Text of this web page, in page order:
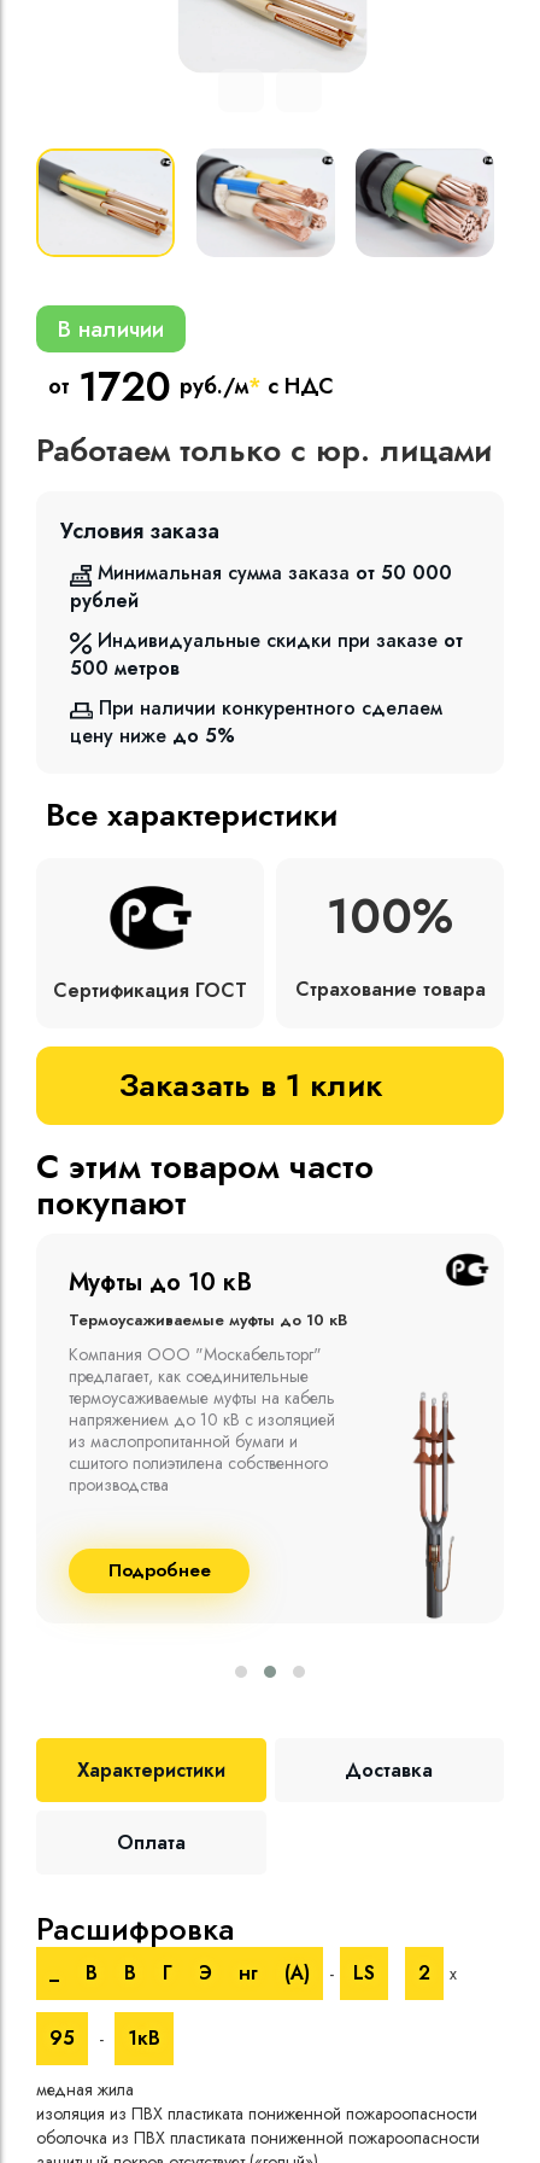
Кабели
изоляцией
В наличии
от 1720 руб./м* с НДС
Работаем только с юр. лицами
Условия заказа
Минимальная сумма заказа от 50 000
рублей
Индивидуальные скидки при заказе от
500 метров
При наличии конкурентного сделаем
цену ниже до 5%
Все характеристики
Сертификация ГОСТ
100%
Страхование товара
Заказать в 1 клик
С этим товаром часто
покупают
Муфты до 10 кВ
Термоусаживаемые муфты до 10 кВ
Компания ООО "Москабельторг"
предлагает, как соединительные
термоусаживаемые муфты на кабель
напряжением до 10 кВ с изоляцией
из маслопропитанной бумаги и
сшитого полиэтилена собственного
производства
Подробнее
Характеристики Доставка
Оплата
Расшифровка
В В Г Э нг (A) - LS 2 х
95 - 1кВ
медная жила
изоляция из ПВХ пластиката пониженной пожароопасности
оболочка из ПВХ пластиката пониженной пожароопасности